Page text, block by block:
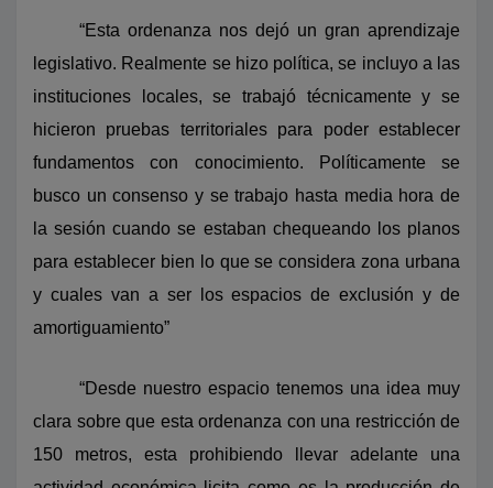
“Esta ordenanza nos dejó un gran aprendizaje
legislativo. Realmente se hizo política, se incluyo a las
instituciones locales, se trabajó técnicamente y se
hicieron pruebas territoriales para poder establecer
fundamentos con conocimiento. Políticamente se
busco un consenso y se trabajo hasta media hora de
la sesión cuando se estaban chequeando los planos
para establecer bien lo que se considera zona urbana
y cuales van a ser los espacios de exclusión y de
amortiguamiento”
“Desde nuestro espacio tenemos una idea muy
clara sobre que esta ordenanza con una restricción de
150 metros, esta prohibiendo llevar adelante una